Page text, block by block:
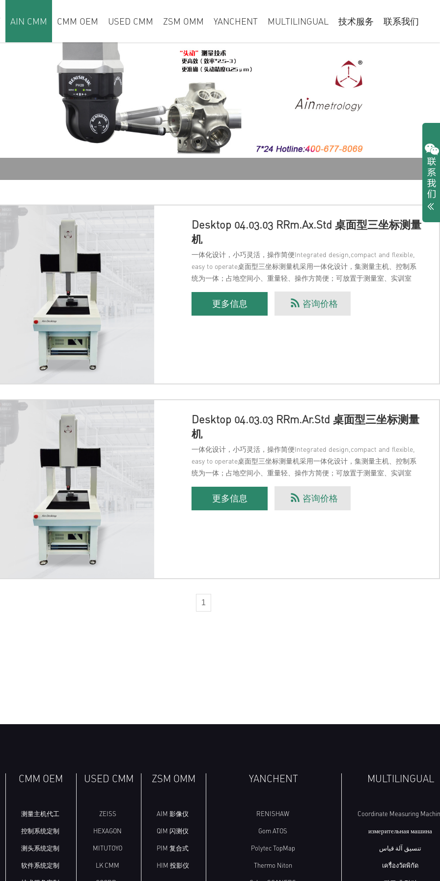
AIN CMM CMM OEM USED CMM ZSM OMM YANCHENT MULTILINGUAL 技术服务 联系我们
Desktop 04.03.03 RRm.Ax.Std 桌面型三坐标测量
机
一体化设计，小巧灵活，操作简便Integrated design,compact and flexible,
easy to operate桌面型三坐标测量机采用一体化设计，集测量主机、控制系
统为一体；占地空间小、重量轻、操作方简便；可放置于测量室、实训室
更多信息 咨询价格
Desktop 04.03.03 RRm.Ar.Std 桌面型三坐标测量
机
一体化设计，小巧灵活，操作简便Integrated design,compact and flexible,
easy to operate桌面型三坐标测量机采用一体化设计，集测量主机、控制系
统为一体；占地空间小、重量轻、操作方简便；可放置于测量室、实训室
更多信息 咨询价格
1
CMM OEM
测量主机代工
控制系统定制
测头系统定制
软件系统定制
USED CMM
ZEISS
HEXAGON
MITUTOYO
LK CMM
ZSM OMM
AIM 影像仪
QIM 闪测仪
PIM 复合式
HIM 投影仪
YANCHENT
RENISHAW
Gom ATOS
Polytec TopMap
Thermo Niton
MULTILINGUAL
Coordinate Measuring
измерительная машина
تنسيق آلة قياس
เครื่องวัดพิกัด